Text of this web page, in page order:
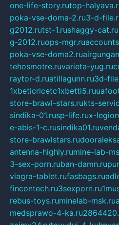
one-life-story.rutop-
poka-vse-doma-2.ru3-d-
g2012.rutst-1.rushaggy-cat.ru
g-2012.ruops-mgr.ru
poka-vse-doma2.ru
tehosmotre.ruvarieta-yug.ru
raytor-d.ruatillagunn.ru3d-
1xbeticricetc1xbetti5.ru
store-brawl-stars.rukts-
sindika-01.rusp-life.rux-
e-abis-1-c.rusindika01.ru
store-brawlstars.ru
antenna-highly.rumine-lab-
3-sex-porn.ruban-damn.ru
viagra-tablet.rufasbags.ru
fincontech.ru3sexporn.ru
rebus-toys.ruminelab-msk.ru
medsprawo-4-ka.ru